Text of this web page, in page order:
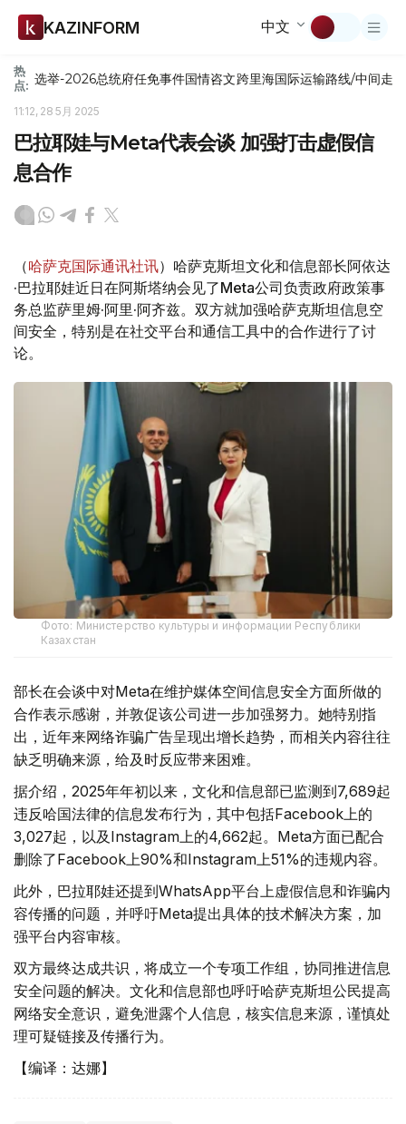
KAZINFORM 中文
热
点: 选举-2026总统府任免事件国情咨文跨里海国际运输路线/中间走廊
11:12, 28 5月 2025
巴拉耶娃与Meta代表会谈 加强打击虚假信
息合作
（哈萨克国际通讯社讯）哈萨克斯坦文化和信息部长阿依达
·巴拉耶娃近日在阿斯塔纳会见了Meta公司负责政府政策事
务总监萨里姆·阿里·阿齐兹。双方就加强哈萨克斯坦信息空
间安全，特别是在社交平台和通信工具中的合作进行了讨
论。
Фото: Министерство культуры и информации Республики
Казахстан
部长在会谈中对Meta在维护媒体空间信息安全方面所做的
合作表示感谢，并敦促该公司进一步加强努力。她特别指
出，近年来网络诈骗广告呈现出增长趋势，而相关内容往往
缺乏明确来源，给及时反应带来困难。
据介绍，2025年年初以来，文化和信息部已监测到7,689起
违反哈国法律的信息发布行为，其中包括Facebook上的
3,027起，以及Instagram上的4,662起。Meta方面已配合
删除了Facebook上90%和Instagram上51%的违规内容。
此外，巴拉耶娃还提到WhatsApp平台上虚假信息和诈骗内
容传播的问题，并呼吁Meta提出具体的技术解决方案，加
强平台内容审核。
双方最终达成共识，将成立一个专项工作组，协同推进信息
安全问题的解决。文化和信息部也呼吁哈萨克斯坦公民提高
网络安全意识，避免泄露个人信息，核实信息来源，谨慎处
理可疑链接及传播行为。
【编译：达娜】